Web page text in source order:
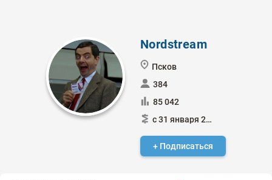
Nordstream
Псков
384
85 042
с 31 января 2015
+ Подписаться